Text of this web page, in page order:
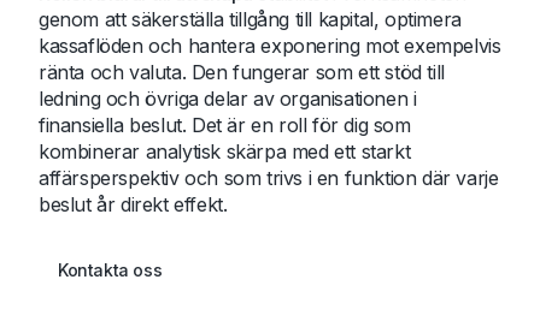
genom att säkerställa tillgång till kapital, optimera
kassaflöden och hantera exponering mot exempelvis
ränta och valuta. Den fungerar som ett stöd till
ledning och övriga delar av organisationen i
finansiella beslut. Det är en roll för dig som
kombinerar analytisk skärpa med ett starkt
affärsperspektiv och som trivs i en funktion där varje
beslut år direkt effekt.
Kontakta oss